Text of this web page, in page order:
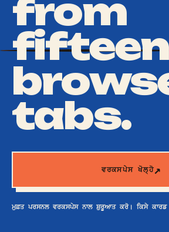
from
fifteen
tabs.
ਵਰਕਸਪੇਸ ਖੋਲ੍ਹੋ
ਮੁਫ਼ਤ ਪਰਸਨਲ ਵਰਕਸਪੇਸ ਨਾਲ ਸ਼ੁਰੂਆਤ ਕਰੋ। ਕਿਸੇ ਕਾਰਡ